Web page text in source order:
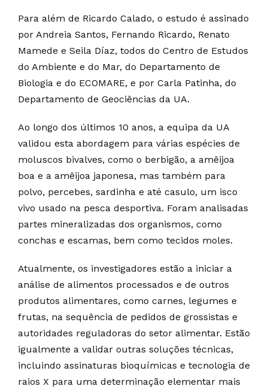
Para além de Ricardo Calado, o estudo é assinado
por Andreia Santos, Fernando Ricardo, Renato
Mamede e Seila Díaz, todos do Centro de Estudos
do Ambiente e do Mar, do Departamento de
Biologia e do ECOMARE, e por Carla Patinha, do
Departamento de Geociências da UA.
Ao longo dos últimos 10 anos, a equipa da UA
validou esta abordagem para várias espécies de
moluscos bivalves, como o berbigão, a amêijoa
boa e a amêijoa japonesa, mas também para
polvo, percebes, sardinha e até casulo, um isco
vivo usado na pesca desportiva. Foram analisadas
partes mineralizadas dos organismos, como
conchas e escamas, bem como tecidos moles.
Atualmente, os investigadores estão a iniciar a
análise de alimentos processados e de outros
produtos alimentares, como carnes, legumes e
frutas, na sequência de pedidos de grossistas e
autoridades reguladoras do setor alimentar. Estão
igualmente a validar outras soluções técnicas,
incluindo assinaturas bioquímicas e tecnologia de
raios X para uma determinação elementar mais